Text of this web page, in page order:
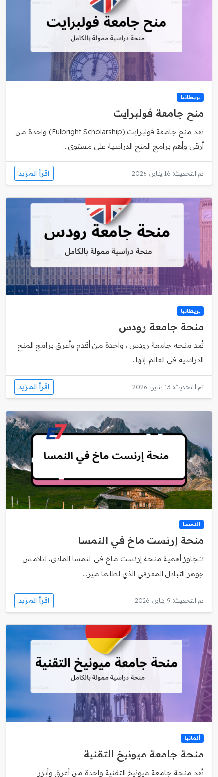
بريطانيا
منح جامعة فولبرايت
تعد منح جامعة فولبرايت (Fulbright Scholarship) واحدة من
أرقى وأهم برامج المنح الدراسية على مستوى...
تم التحديث: 16 يناير، 2026 اقرأ المزيد
بريطانيا
منحة جامعة رودس
تُعد منحة جامعة رودس ، واحدة من أقدم وأعرق برامج المنح
الدراسية في العالم. إنها...
تم التحديث: 13 يناير، 2026 اقرأ المزيد
النمسا
منحة إرنست ماخ في النمسا
تتجاوز أهمية منحة إرنست ماخ في النمسا المادي، لتلامس
جوهر التبادل المعرفي الذي لطالما ميز...
تم التحديث: 9 يناير، 2026 اقرأ المزيد
ألمانيا
منحة جامعة ميونيخ التقنية
تُعد منحة جامعة ميونيخ التقنية واحدة من أعرق وأبرز